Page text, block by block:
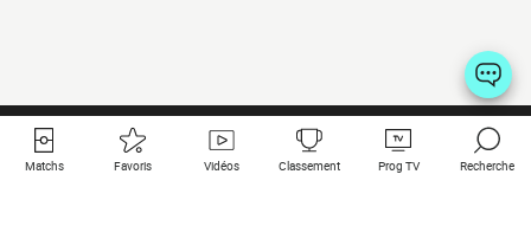
Matchs Favoris Vidéos Classement Prog TV Recherche